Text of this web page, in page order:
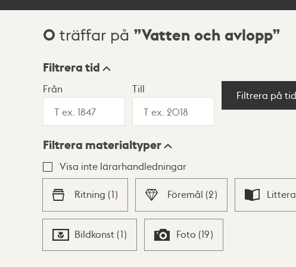
Sökresultat
0 träffar på Vatten och avlopp
Visningsläge
Lista Karta
Filtrera tid
Från Till
Filtrera på tid
Filtrera materialtyper
Visa inte lärarhandledningar
Ritning (1) Föremål (2)
Bildkonst (1) Foto (19)